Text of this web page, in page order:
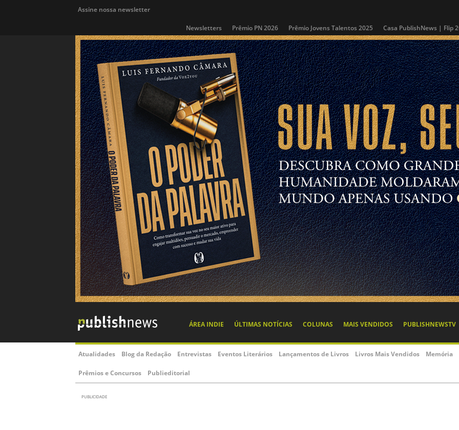
Assine nossa newsletter
Newsletters Prêmio PN 2026 Prêmio Jovens Talentos 2025 Casa PublishNews | Flip
ÁREA INDIE ÚLTIMAS NOTÍCIAS COLUNAS MAIS VENDIDOS PUBLISHNEWSTV
Atualidades Blog da Redação Entrevistas Eventos Literários Lançamentos de Livros Livros Mais Vendidos Memória
Prêmios e Concursos Publieditorial
PUBLICIDADE